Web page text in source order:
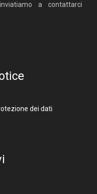
a contattarci
dei dati